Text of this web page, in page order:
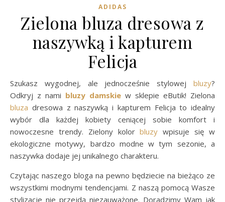
ADIDAS
Zielona bluza dresowa z
naszywką i kapturem
Felicja
Szukasz wygodnej, ale jednocześnie stylowej bluzy?
Odkryj z nami bluzy damskie w sklepie eButik! Zielona
bluza dresowa z naszywką i kapturem Felicja to idealny
wybór dla każdej kobiety ceniącej sobie komfort i
nowoczesne trendy. Zielony kolorbluzy wpisuje się w
ekologiczne motywy, bardzo modne w tym sezonie, a
naszywka dodaje jej unikalnego charakteru.
Czytając naszego bloga na pewno będziecie na bieżąco ze
wszystkimi modnymi tendencjami. Z naszą pomocą Wasze
stylizacje nie przejdą niezauważone. Doradzimy Wam jak